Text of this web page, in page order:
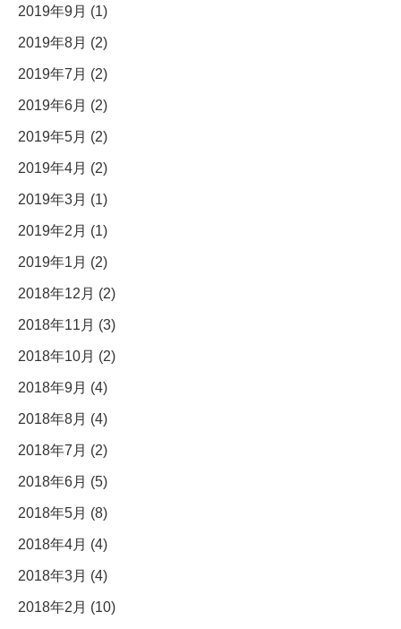
2019年9月 (1)
2019年8月 (2)
2019年7月 (2)
2019年6月 (2)
2019年5月 (2)
2019年4月 (2)
2019年3月 (1)
2019年2月 (1)
2019年1月 (2)
2018年12月 (2)
2018年11月 (3)
2018年10月 (2)
2018年9月 (4)
2018年8月 (4)
2018年7月 (2)
2018年6月 (5)
2018年5月 (8)
2018年4月 (4)
2018年3月 (4)
2018年2月 (10)